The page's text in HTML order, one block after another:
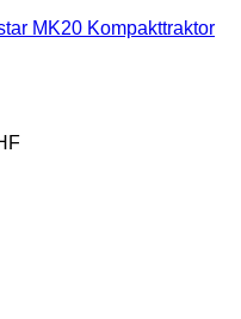
MK20 Kompakttraktor